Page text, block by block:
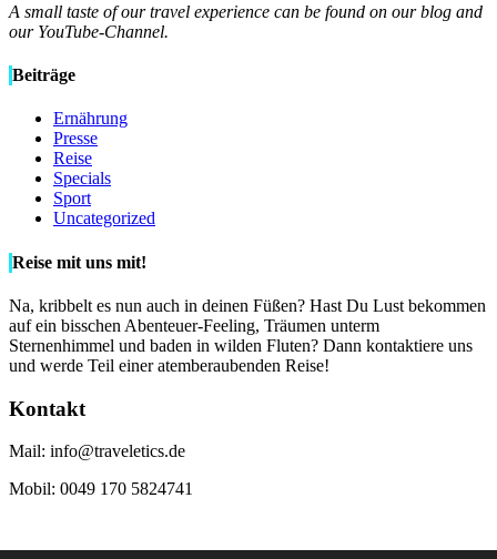
A small taste of our travel experience can be found on our blog and
our YouTube-Channel.
Beiträge
Ernährung
Presse
Reise
Specials
Sport
Uncategorized
Reise mit uns mit!
Na, kribbelt es nun auch in deinen Füßen? Hast Du Lust bekommen
auf ein bisschen Abenteuer-Feeling, Träumen unterm
Sternenhimmel und baden in wilden Fluten? Dann kontaktiere uns
und werde Teil einer atemberaubenden Reise!
Kontakt
Mail: info@traveletics.de
Mobil: 0049 170 5824741